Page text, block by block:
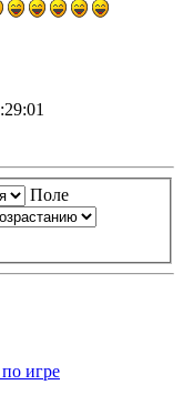
Поле
игре